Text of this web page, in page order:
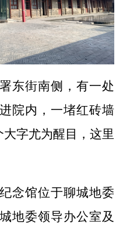
街南侧，有一处
院内，一堵红砖墙
字尤为醒目，这里
馆位于聊城地委
地委领导办公室及